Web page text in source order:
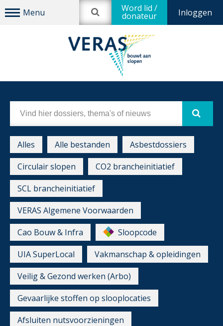
Inloggen
Word lid /
donateur
Alles Alle bestanden
Asbestdossiers
Circulair slopen
CO2 brancheinitiatief
SCL brancheinitiatief
VERAS Algemene Voorwaarden
Cao Bouw & Infra
Sloopcode
UIA SuperLocal
Vakmanschap & opleidingen
Veilig & Gezond werken (Arbo)
Gevaarlijke stoffen op slooplocaties
Afsluiten nutsvoorzieningen